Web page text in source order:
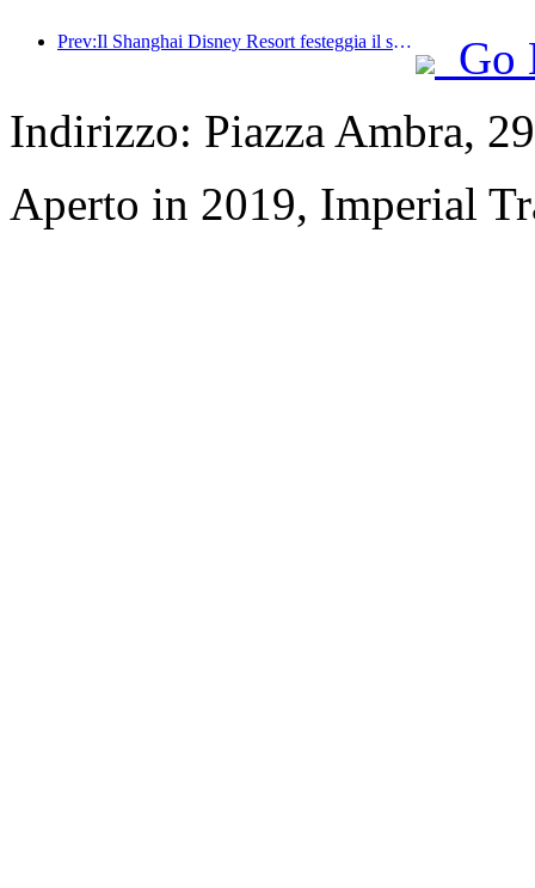
Prev:Il Shanghai Disney Resort festeggia il suo decimo anniversario, avendo accolto finora oltre 100 milioni di visitatori.
Go
Indirizzo: Piazza Ambra,
Aperto in 2019, Imperial